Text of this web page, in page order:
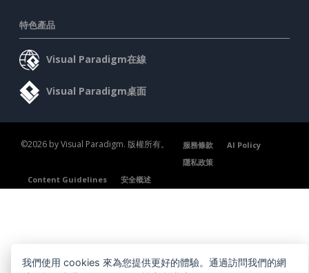
特色產品
Visual Paradigm在線
Visual Paradigm桌面
©2026 by Visual Paradigm. 版權所有。 服務條款
AI Policy
隱私政策
Content Guidelines
安全概述
我們使用 cookies 來為您提供更好的體驗。通過訪問我們的網